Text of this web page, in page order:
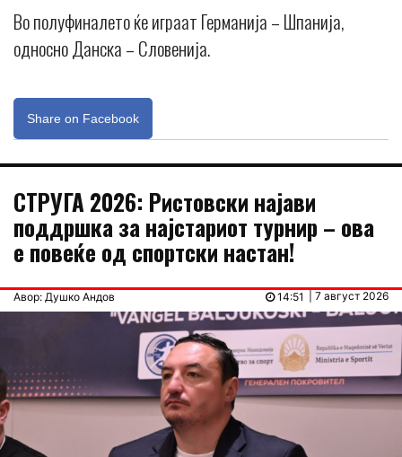
Во полуфиналето ќе играат Германија – Шпанија,
односно Данска – Словенија.
Share on Facebook
СТРУГА 2026: Ристовски најави
поддршка за најстариот турнир – ова
е повеќе од спортски настан!
Авор: Душко Андов | 7 август 2026
14:51